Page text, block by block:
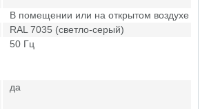
В помещении или на открытом воздухе
RAL 7035 (светло-серый)
50 Гц
да